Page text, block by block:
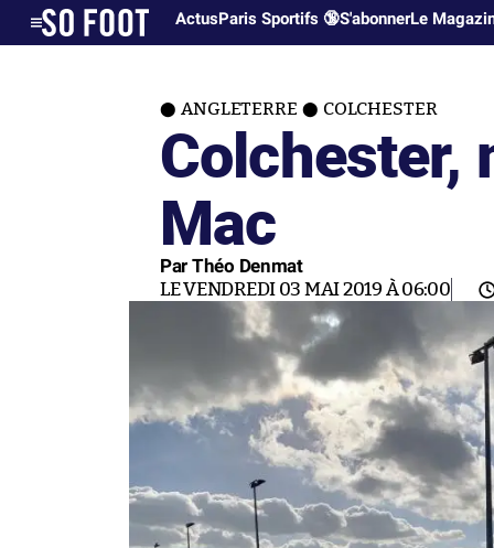
ActusParis Sportifs 🔞S'abonnerLe
ANGLETERRE COLCHESTER
Colchester,
Mac
Par Théo Denmat
LE VENDREDI 03 MAI 2019 À 06:00